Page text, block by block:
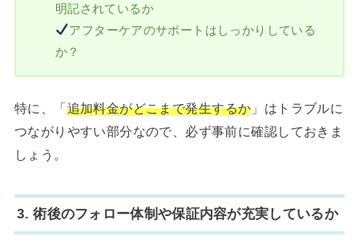
明記されているか
アフターケアのサポートはしっかりしている
か？
特に、「追加料金がどこまで発生するか 」はトラブルに
つながりやすい部分なので、必ず事前に確認しておきま
しょう。
3. 術後のフォロー体制や保証内容が充実しているか